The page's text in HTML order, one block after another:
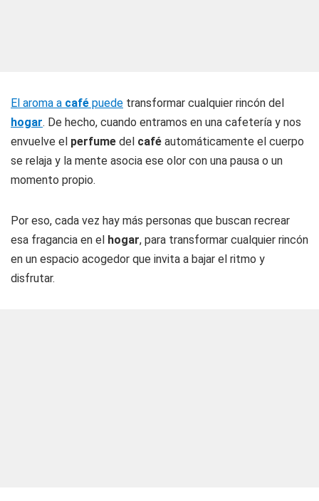
El aroma a café puede transformar cualquier rincón del
hogar. De hecho, cuando entramos en una cafetería y nos
envuelve el perfume del café automáticamente el cuerpo
se relaja y la mente asocia ese olor con una pausa o un
momento propio.
Por eso, cada vez hay más personas que buscan recrear
esa fragancia en el hogar, para transformar cualquier rincón
en un espacio acogedor que invita a bajar el ritmo y
disfrutar.